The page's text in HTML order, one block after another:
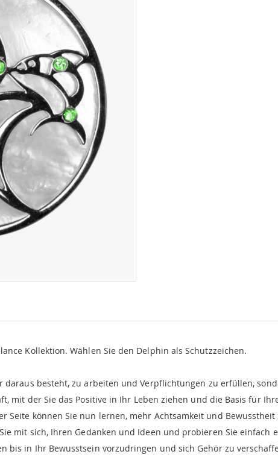
Kollektion. Wählen Sie den Delphin als Schutzzeichen.
besteht, zu arbeiten und Verpflichtungen zu erfüllen,
mit der Sie das Positive in Ihr Leben ziehen und die Basis für
Seite können Sie nun lernen, mehr Achtsamkeit und
mit sich, Ihren Gedanken und Ideen und probieren Sie einfach
bis in Ihr Bewusstsein vorzudringen und sich Gehör zu